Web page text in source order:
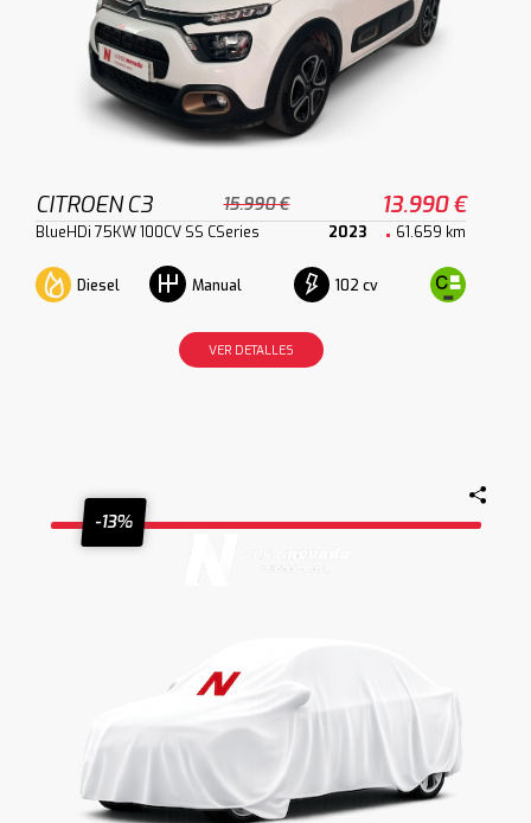
CITROEN C3 15.990 € 13.990 €
BlueHDi 75KW 100CV SS CSeries 2023 61.659 km
Diesel Manual 102 cv
VER DETALLES
-13%